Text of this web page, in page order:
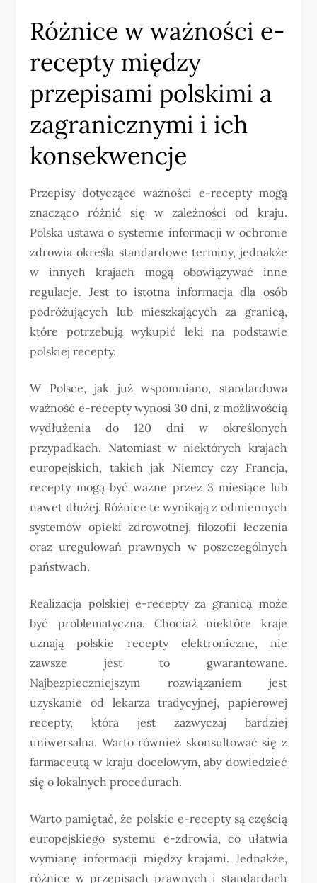
Różnice w ważności e-
recepty między
przepisami polskimi a
zagranicznymi i ich
konsekwencje
Przepisy dotyczące ważności e-recepty mogą
znacząco różnić się w zależności od kraju.
Polska ustawa o systemie informacji w ochronie
zdrowia określa standardowe terminy, jednakże
w innych krajach mogą obowiązywać inne
regulacje. Jest to istotna informacja dla osób
podróżujących lub mieszkających za granicą,
które potrzebują wykupić leki na podstawie
polskiej recepty.
W Polsce, jak już wspomniano, standardowa
ważność e-recepty wynosi 30 dni, z możliwością
wydłużenia do 120 dni w określonych
przypadkach. Natomiast w niektórych krajach
europejskich, takich jak Niemcy czy Francja,
recepty mogą być ważne przez 3 miesiące lub
nawet dłużej. Różnice te wynikają z odmiennych
systemów opieki zdrowotnej, filozofii leczenia
oraz uregulowań prawnych w poszczególnych
państwach.
Realizacja polskiej e-recepty za granicą może
być problematyczna. Chociaż niektóre kraje
uznają polskie recepty elektroniczne, nie
zawsze jest to gwarantowane.
Najbezpieczniejszym rozwiązaniem jest
uzyskanie od lekarza tradycyjnej, papierowej
recepty, która jest zazwyczaj bardziej
uniwersalna. Warto również skonsultować się z
farmaceutą w kraju docelowym, aby dowiedzieć
się o lokalnych procedurach.
Warto pamiętać, że polskie e-recepty są częścią
europejskiego systemu e-zdrowia, co ułatwia
wymianę informacji między krajami. Jednakże,
różnice w przepisach prawnych i standardach